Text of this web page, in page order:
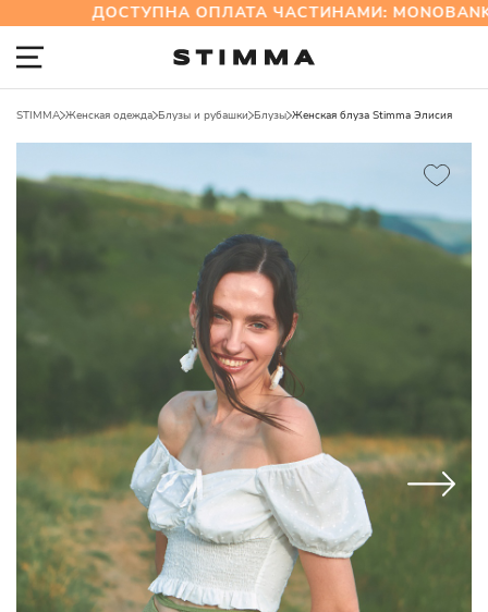
ДОСТУПНА ОПЛАТА ЧАСТИНАМИ:
STIMMA Женская одежда Блузы и рубашки Блузы Женская блуза Stimma Элисия